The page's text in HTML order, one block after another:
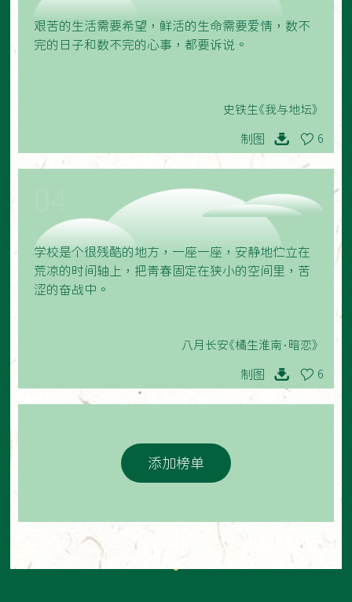
艰苦的生活需要希望，鲜活的生命需要爱情，数不
完的日子和数不完的心事，都要诉说。
史铁生《我与地坛》
制图 6
学校是个很残酷的地方，一座一座，安静地伫立在
荒凉的时间轴上，把青春固定在狭小的空间里，苦
涩的奋战中。
八月长安《橘生淮南·暗恋》
制图 6
添加榜单